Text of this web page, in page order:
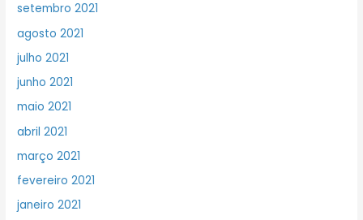
setembro 2021
agosto 2021
julho 2021
junho 2021
maio 2021
abril 2021
março 2021
fevereiro 2021
janeiro 2021